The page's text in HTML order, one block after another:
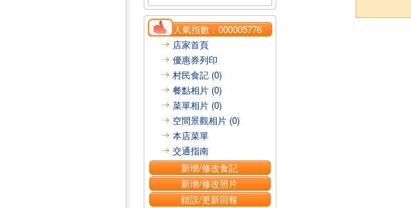
人氣指數：000005776
店家首頁
優惠券列印
村民食記 (0)
餐點相片 (0)
菜單相片 (0)
空間景觀相片 (0)
本店菜單
交通指南
新增/修改食記
新增/修改照片
錯誤/更新回報